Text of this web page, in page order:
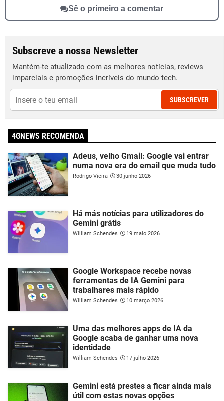
Sê o primeiro a comentar
Subscreve a nossa Newsletter
Mantém-te atualizado com as melhores notícias, reviews
imparciais e promoções incríveis do mundo tech.
SUBSCREVER
4GNEWS RECOMENDA
Adeus, velho Gmail: Google vai entrar
numa nova era do email que muda tudo
Rodrigo Vieira 30 junho 2026
Há más notícias para utilizadores do
Gemini grátis
William Schendes 19 maio 2026
Google Workspace recebe novas
ferramentas de IA Gemini para
trabalhares mais rápido
William Schendes 10 março 2026
Uma das melhores apps de IA da
Google acaba de ganhar uma nova
identidade
William Schendes 17 julho 2026
Gemini está prestes a ficar ainda mais
útil com estas novas opções